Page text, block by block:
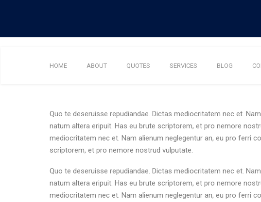
HOME ABOUT QUOTES SERVICES BLOG
Quo te deseruisse repudiandae. Dictas mediocritatem nec et.
natum altera eripuit. Has eu brute scriptorem, et pro nemore
mediocritatem nec et. Nam alienum neglegentur an, eu pro ferri
scriptorem, et pro nemore nostrud vulputate.
Quo te deseruisse repudiandae. Dictas mediocritatem nec et.
natum altera eripuit. Has eu brute scriptorem, et pro nemore
mediocritatem nec et. Nam alienum neglegentur an, eu pro ferri